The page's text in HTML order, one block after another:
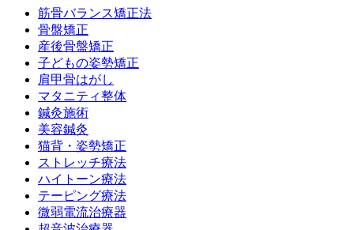
筋骨バランス矯正法
骨盤矯正
産後骨盤矯正
子どもの姿勢矯正
肩甲骨はがし
マタニティ整体
鍼灸施術
美容鍼灸
猫背・姿勢矯正
ストレッチ療法
ハイトーン療法
テーピング療法
微弱電流治療器